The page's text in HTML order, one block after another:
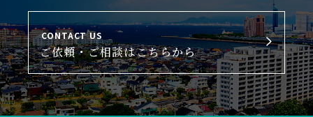
CONTACT US
ご依頼・ご相談はこちらから